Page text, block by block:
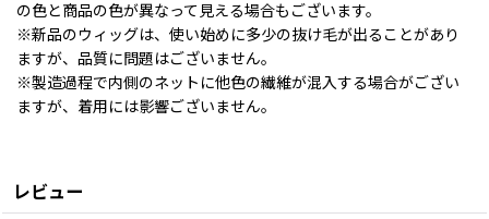
の色と商品の色が異なって見える場合もございます。
※新品のウィッグは、使い始めに多少の抜け毛が出ることがあり
ますが、品質に問題はございません。
※製造過程で内側のネットに他色の繊維が混入する場合がござい
ますが、着用には影響ございません。
レビュー